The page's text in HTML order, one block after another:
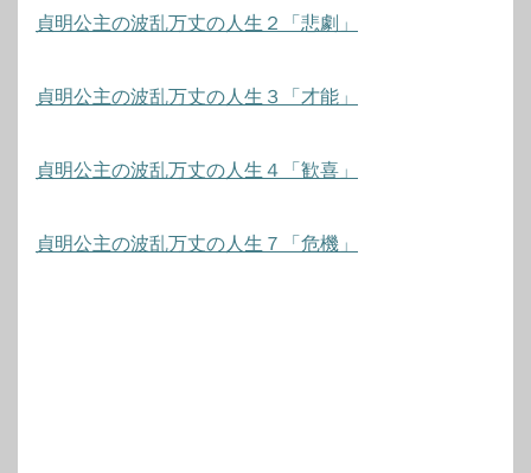
貞明公主の波乱万丈の人生２「悲劇」
貞明公主の波乱万丈の人生３「才能」
貞明公主の波乱万丈の人生４「歓喜」
貞明公主の波乱万丈の人生７「危機」